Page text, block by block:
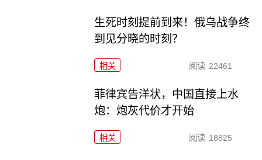
生死时刻提前到来！俄乌战争终
到见分晓的时刻？
相关 阅读 22461
菲律宾告洋状，中国直接上水
炮：炮灰代价才开始
相关 阅读 18825